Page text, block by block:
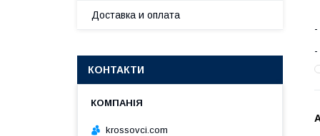
Доставка и оплата
КОНТАКТИ
krossovci.com